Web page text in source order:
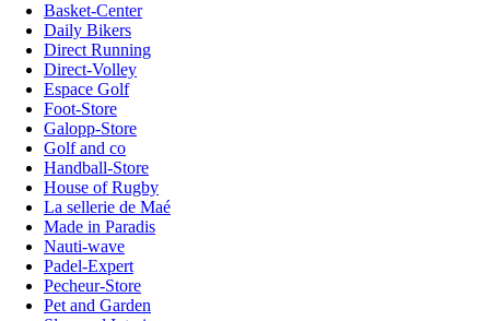
Basket-Center
Daily Bikers
Direct Running
Direct-Volley
Espace Golf
Foot-Store
Galopp-Store
Golf and co
Handball-Store
House of Rugby
La sellerie de Maé
Made in Paradis
Nauti-wave
Padel-Expert
Pecheur-Store
Pet and Garden